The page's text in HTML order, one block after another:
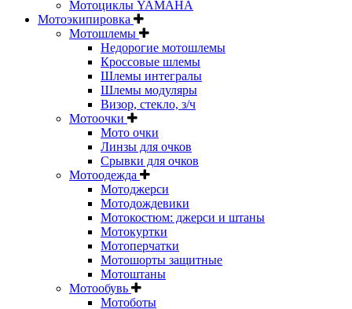
Мотоциклы YAMAHA
Мотоэкипировка
Мотошлемы
Недорогие мотошлемы
Кроссовые шлемы
Шлемы интегралы
Шлемы модуляры
Визор, стекло, з/ч
Мотоочки
Мото очки
Линзы для очков
Срывки для очков
Мотоодежда
Мотоджерси
Мотодождевики
Мотокостюм: джерси и штаны
Мотокуртки
Мотоперчатки
Мотошорты защитные
Мотоштаны
Мотообувь
Мотоботы